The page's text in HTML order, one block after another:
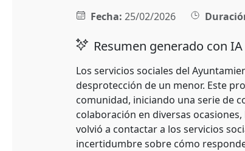
Fecha: 25/02/2026
Resumen generado con IA
Los servicios sociales del
desprotección de un menor. Este
comunidad, iniciando una serie de
colaboración en diversas
volvió a contactar a los servicios
incertidumbre sobre cómo